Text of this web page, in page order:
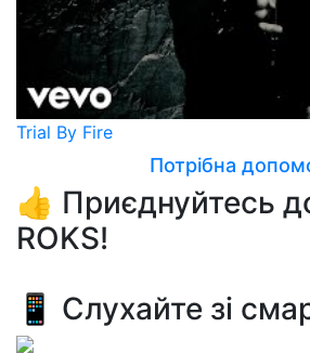
Trial By Fire
Потрібна
👍 Приєднуйтесь
ROKS!
📱 Слухайте зі